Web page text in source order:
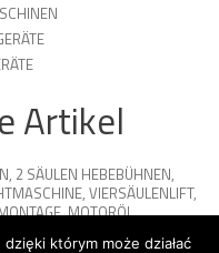
Artikel
, 2 SÄULEN HEBEBÜHNEN,
, VIERSÄULENLIFT,
,MOTORÖL,
którym może działać